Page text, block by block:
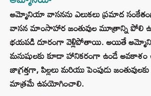
అమ్మోనియా వాసనను ఎలుకలు ప్రమాద
వాసన మాంసాహార జంతువుల మూత్రాన్ని పోలి
భయపడి దూరంగా వెళ్లిపోతాయి. అయితే
మనుషులకు కూడా హానికరంగా ఉండే అవకాశం
జాగ్రత్తగా, పిల్లలు మరియు పెంపుడు
మాత్రమే ఉపయోగించాలి.